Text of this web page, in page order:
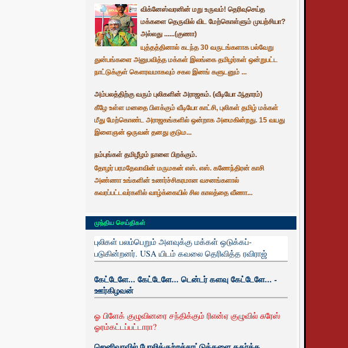
விக்னேஸ்வரனின் மறு உருவம்! தெரிவுசெய்த
மக்களை தெருவில் விட மேற்கொள்ளும் முயற்சியா?
அல்லது ......(குணா)
யுத்தத்தினால் கடந்த 30 வருடங்களாக பல்வேறு
துன்பங்களை அனுபவித்த மக்கள் இலங்கை தமிழர்கள் ஒன்றுபட்ட
நாட்டுக்குள் கௌரவமாகவும் சகல இனங் களுடனும் ...
அம்பலத்திற்கு வரும் புலிகளின் அராஜகம். (வீடியோ ஆதாரம்)
கீழே உள்ள மனதை பிளக்கும் வீடியோ காட்சி, புலிகள் தமிழ் மக்கள்
மீது மேற்கொண்ட அராஜகங்களில் ஒன்றாக அமைகின்றது. 15 வயது
இளைஞன் ஒருவன் தனது குடும...
நம்புங்கள் தமிழீழம் நாளை பிறக்கும்.
தோழர் பரமதேவாவின் மருமகன் எஸ். எஸ். கணேந்திரன் காசி
அண்ணா உங்களின் உணர்ச்சிகரமான வசனங்களால்
கவரப்பட்டவர்களில் வாழ்க்கையில் சில காலத்தை வீணா...
முந்திய செய்திகள்
புலிகள் பலம்பெறும் அளவுக்கு மக்கள் ஒடுக்கப்-
படுகின்றனர். USA யிடம் கவலை தெரிவித்த ரவிராஜ்
கேட்டேளே... கேட்டேளே... டென்டர் களவு கேட்டேளே... -
ஊர்கிழவன்
ஓ பிளேக் குழுவினரை சந்திக்கும் ரிஎன்ஏ குழுவில் சுரேஸ்
ஓரம்கட்டப்பட்டாரா?